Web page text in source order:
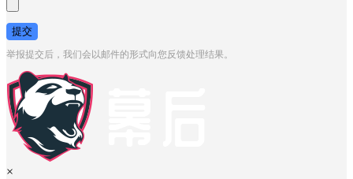
提交
举报提交后，我们会以邮件的形式向您反馈处理结果。
×